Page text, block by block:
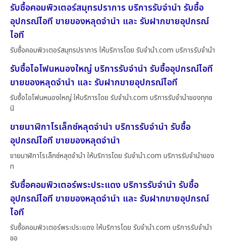
รับซื้อคอมพิวเตอร์สมุทรปราการ บริการรับจำนำ รับซื้อ
อุปกรณ์ไอที ขายของหลุดจำนำ และ รับฝากขายอุปกรณ์
ไอที
รับซื้อคอมพิวเตอร์สมุทรปราการ ให้บริการโดย รับจํานํา.com บริการรับจำนำ
รับซื้อไอโฟนหนองใหญ่ บริการรับจำนำ รับซื้ออุปกรณ์ไอที
ขายของหลุดจำนำ และ รับฝากขายอุปกรณ์ไอที
รับซื้อไอโฟนหนองใหญ่ ให้บริการโดย รับจํานํา.com บริการรับจำนำของทุกช
นิ
ขายนาฬิกาโรเล็กซ์หลุดจำนำ บริการรับจำนำ รับซื้อ
อุปกรณ์ไอที ขายของหลุดจำนำ
ขายนาฬิกาโรเล็กซ์หลุดจำนำ ให้บริการโดย รับจํานํา.com บริการรับจำนำของ
ท
รับซื้อคอมพิวเตอร์พระประแดง บริการรับจำนำ รับซื้อ
อุปกรณ์ไอที ขายของหลุดจำนำ และ รับฝากขายอุปกรณ์
ไอที
รับซื้อคอมพิวเตอร์พระประแดง ให้บริการโดย รับจํานํา.com บริการรับจำนำ
ขอ